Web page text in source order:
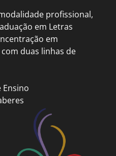
profissional,
em Letras
em
duas linhas de
Ensino